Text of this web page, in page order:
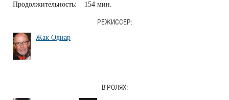
Продолжительность: 154 мин.
РЕЖИССЕР:
Жак Одиар
В РОЛЯХ: